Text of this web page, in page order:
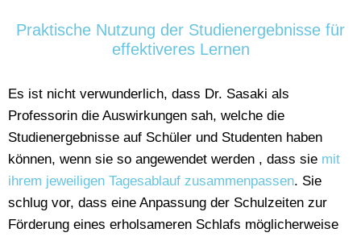
Praktische Nutzung der Studienergebnisse für
effektiveres Lernen
Es ist nicht verwunderlich, dass Dr. Sasaki als
Professorin die Auswirkungen sah, welche die
Studienergebnisse auf Schüler und Studenten haben
können, wenn sie so angewendet werden , dass sie mit
ihrem jeweiligen Tagesablauf zusammenpassen. Sie
schlug vor, dass eine Anpassung der Schulzeiten zur
Förderung eines erholsameren Schlafs möglicherweise